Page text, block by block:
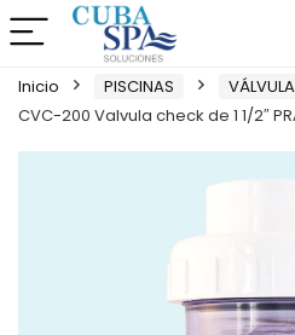
Inicio PISCINAS
CVC-200 Valvula check de 1 1/2″